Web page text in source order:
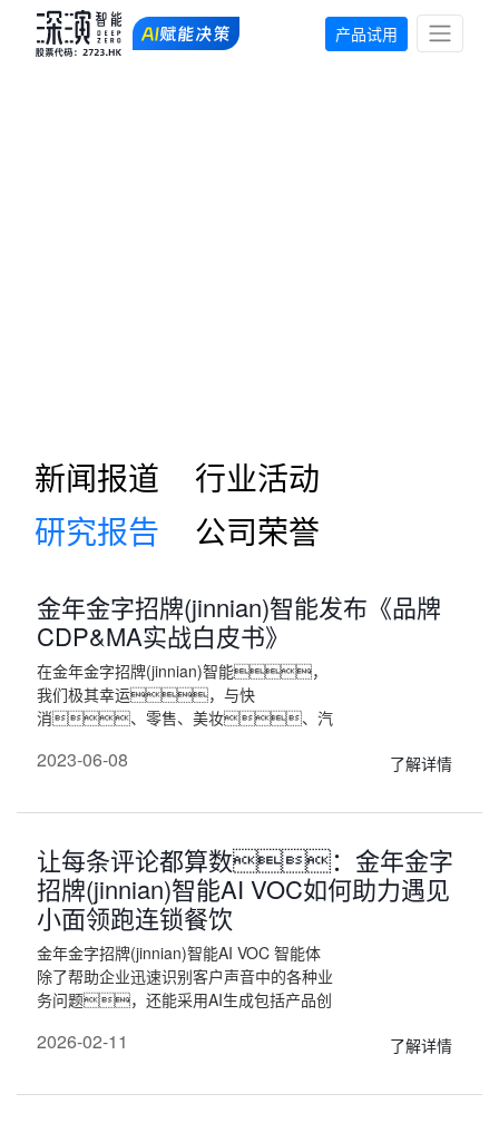
产品试用
新闻报道
行业活动
研究报告
公司荣誉
金年金字招牌(jinnian)智能发布《品牌
CDP&MA实战白皮书》
在金年金字招牌(jinnian)智能，
我们极其幸运，与快
消、零售、美妆、汽
了”如何用数据智能产生业务价值
CDP、MA等系统是如何帮助企
等。如果有关键词，那
“全域”，“智能”，“端到
端”三个关键词是我们解码的成功要素。
2023-06-08 了解详情
让每条评论都算数：金年金字
招牌(jinnian)智能AI VOC如何助力遇见
小面领跑连锁餐饮
金年金字招牌(jinnian)智能AI VOC 智能体
除了帮助企业迅速识别客户声音中的各种业
务问题，还能采用AI生成包括产品创
的AI洞察，极大程度挖掘消费者声音的价
面，而是成为帮助企业提高全方位的
2026-02-11 了解详情